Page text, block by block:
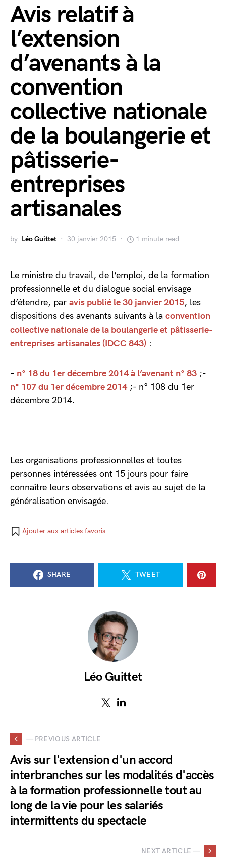
Avis relatif à
l’extension
d’avenants à la
convention
collective nationale
de la boulangerie et
pâtisserie-
entreprises
artisanales
by Léo Guittet 30 janvier 2015 1 minute read
Le ministre du travail, de l’emploi, de la formation
professionnelle et du dialogue social envisage
d’étendre, par avis publié le 30 janvier 2015, les
dispositions des avenants suivants à la convention
collective nationale de la boulangerie et pâtisserie-
entreprises artisanales (IDCC 843) :
– n° 18 du 1er décembre 2014 à l’avenant n° 83 ;-
n° 107 du 1er décembre 2014;- n° 108 du 1er
décembre 2014.
Les organisations professionnelles et toutes
personnes intéressées ont 15 jours pour faire
connaître leurs observations et avis au sujet de la
généralisation envisagée.
Ajouter aux articles favoris
SHARE TWEET
Léo Guittet
— PREVIOUS ARTICLE
Avis sur l'extension d'un accord
interbranches sur les modalités d'accès
à la formation professionnelle tout au
long de la vie pour les salariés
intermittents du spectacle
NEXT ARTICLE —